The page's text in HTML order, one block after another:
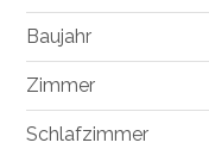
Baujahr
Zimmer
Schlafzimmer